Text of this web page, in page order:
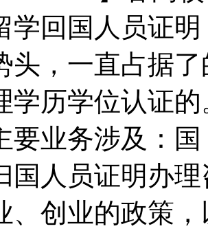
学回国人员证
头，一直占据
学历学位认证
要业务涉及：
国人员证明办
、创业的政策